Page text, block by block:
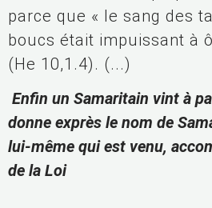
parce que « le sang des
boucs était impuissant à
(He 10,1.4). (...)
Enfin un Samaritain vint à
donne exprès le nom de
lui-même qui est venu,
de la Loi